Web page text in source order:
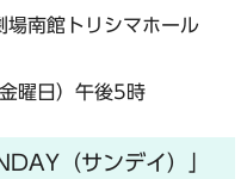
場南館トリシマホール
曜日）午後5時
（サンデイ）」